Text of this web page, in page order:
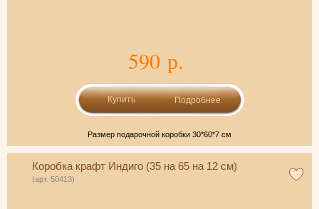
590 р.
Подробнее
Размер подарочной коробки 30*60*7 см
Коробка крафт Индиго (35 на 65 на 12 см)
(арт. 50413)